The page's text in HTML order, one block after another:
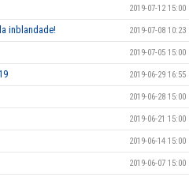
2019-07-12 15:00
inblandade! 2019-07-08 10:23
2019-07-05 15:00
2019-06-29 16:55
2019-06-28 15:00
2019-06-21 15:00
2019-06-14 15:00
2019-06-07 15:00